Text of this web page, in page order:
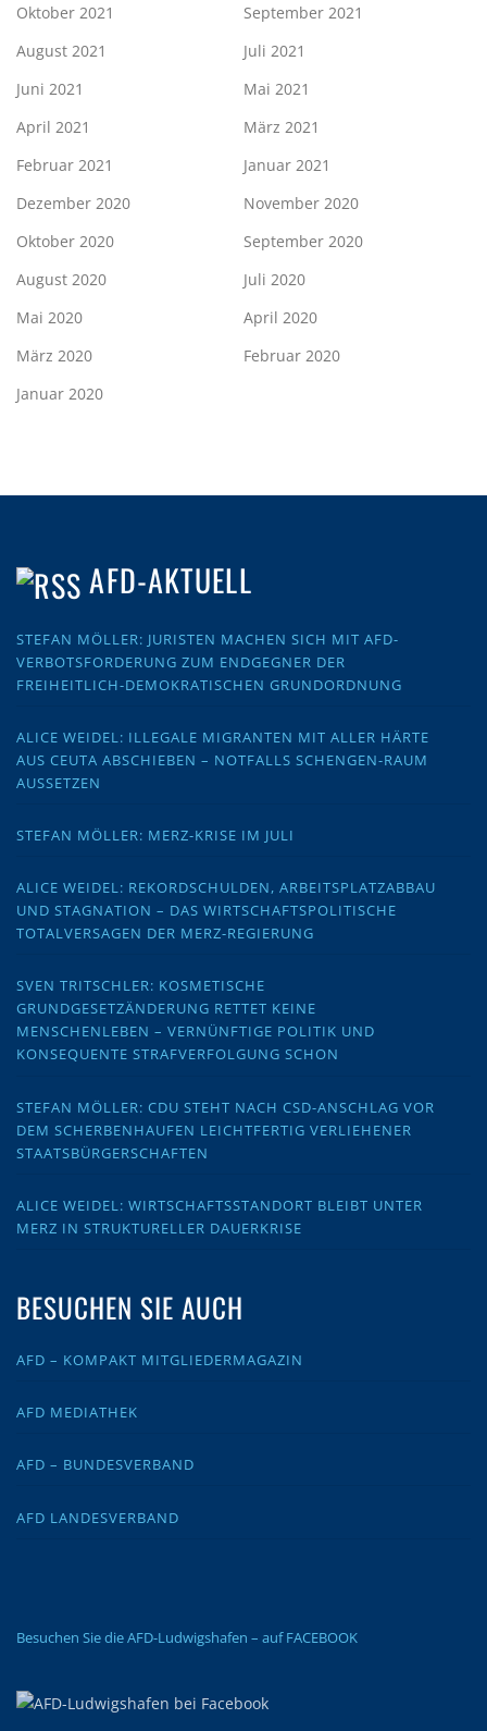
Oktober 2021
September 2021
August 2021
Juli 2021
Juni 2021
Mai 2021
April 2021
März 2021
Februar 2021
Januar 2021
Dezember 2020
November 2020
Oktober 2020
September 2020
August 2020
Juli 2020
Mai 2020
April 2020
März 2020
Februar 2020
Januar 2020
AFD-AKTUELL
STEFAN MÖLLER: JURISTEN MACHEN SICH MIT AFD-
VERBOTSFORDERUNG ZUM ENDGEGNER DER
FREIHEITLICH-DEMOKRATISCHEN GRUNDORDNUNG
ALICE WEIDEL: ILLEGALE MIGRANTEN MIT ALLER HÄRTE
AUS CEUTA ABSCHIEBEN – NOTFALLS SCHENGEN-RAUM
AUSSETZEN
STEFAN MÖLLER: MERZ-KRISE IM JULI
ALICE WEIDEL: REKORDSCHULDEN, ARBEITSPLATZABBAU
UND STAGNATION – DAS WIRTSCHAFTSPOLITISCHE
TOTALVERSAGEN DER MERZ-REGIERUNG
SVEN TRITSCHLER: KOSMETISCHE
GRUNDGESETZÄNDERUNG RETTET KEINE
MENSCHENLEBEN – VERNÜNFTIGE POLITIK UND
KONSEQUENTE STRAFVERFOLGUNG SCHON
STEFAN MÖLLER: CDU STEHT NACH CSD-ANSCHLAG VOR
DEM SCHERBENHAUFEN LEICHTFERTIG VERLIEHENER
STAATSBÜRGERSCHAFTEN
ALICE WEIDEL: WIRTSCHAFTSSTANDORT BLEIBT UNTER
MERZ IN STRUKTURELLER DAUERKRISE
BESUCHEN SIE AUCH
AFD – KOMPAKT MITGLIEDERMAGAZIN
AFD MEDIATHEK
AFD – BUNDESVERBAND
AFD LANDESVERBAND
Besuchen Sie die AFD-Ludwigshafen – auf FACEBOOK